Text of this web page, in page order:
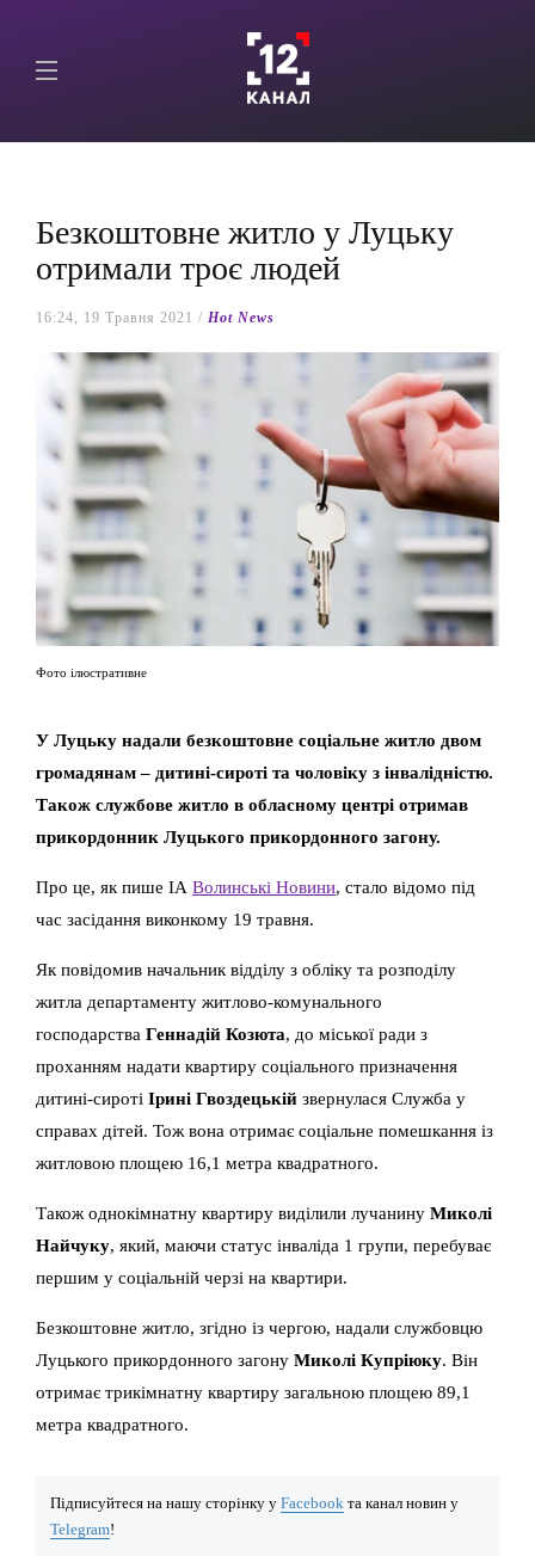
Безкоштовне житло у Луцьку
отримали троє людей
16:24, 19 Травня 2021 / Hot News
Фото ілюстративне
У Луцьку надали безкоштовне соціальне житло двом
громадянам – дитині-сироті та чоловіку з інвалідністю.
Також службове житло в обласному центрі отримав
прикордонник Луцького прикордонного загону.
Про це, як пише ІА Волинські Новини, стало відомо під
час засідання виконкому 19 травня.
Як повідомив начальник відділу з обліку та розподілу
житла департаменту житлово-комунального
господарства Геннадій Козюта, до міської ради з
проханням надати квартиру соціального призначення
дитині-сироті Ірині Гвоздецькій звернулася Служба у
справах дітей. Тож вона отримає соціальне помешкання із
житловою площею 16,1 метра квадратного.
Також однокімнатну квартиру виділили лучанину Миколі
Найчуку, який, маючи статус інваліда 1 групи, перебуває
першим у соціальній черзі на квартири.
Безкоштовне житло, згідно із чергою, надали службовцю
Луцького прикордонного загону Миколі Купріюку. Він
отримає трикімнатну квартиру загальною площею 89,1
метра квадратного.
Підписуйтеся на нашу сторінку у Facebook та канал новин у
Telegram!